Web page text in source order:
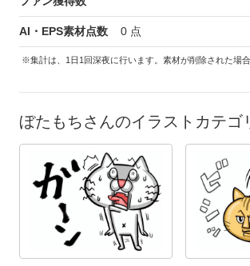
AI・EPS素材点数 0 点
※集計は、1日1回深夜に行います。素材が削除された場
ぼたもちさんのイラストカテゴ